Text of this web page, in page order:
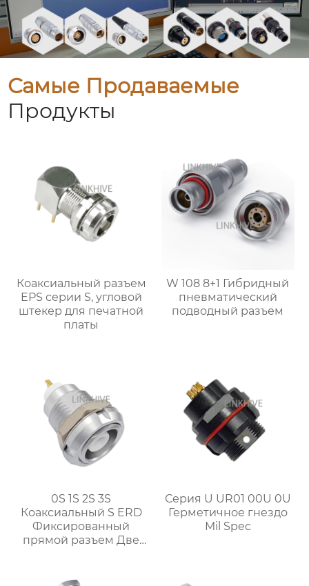
Самые Продаваемые
Продукты
Коаксиальный разъем
EPS серии S, угловой
штекер для печатной
платы
W 108 8+1 Гибридный
пневматический
подводный разъем
0S 1S 2S 3S
Коаксиальный S ERD
Фиксированный
прямой разъем Две
Серия U UR01 00U 0U
Герметичное гнездо
Mil Spec